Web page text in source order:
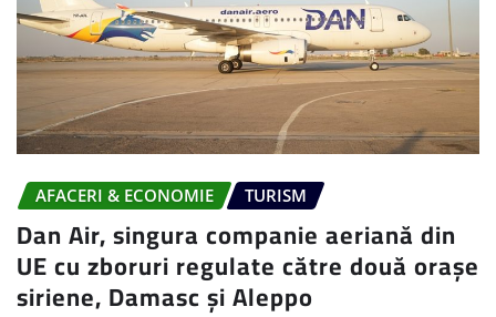
AFACERI & ECONOMIE TURISM
Dan Air, singura companie aeriană din
UE cu zboruri regulate către două orașe
siriene, Damasc și Aleppo